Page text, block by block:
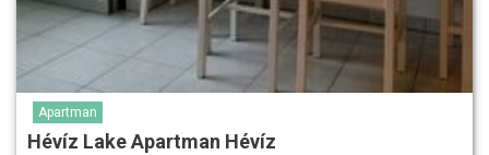
Apartman
Hévíz Lake Apartman Hévíz